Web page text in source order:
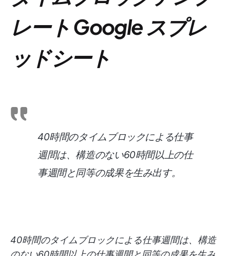
レート Google スプレ
ッドシート
40時間のタイムブロックによる仕事
週間は、構造のない60時間以上の仕
事週間と同等の成果を生み出す。
40時間のタイムブロックによる仕事週間は、構造